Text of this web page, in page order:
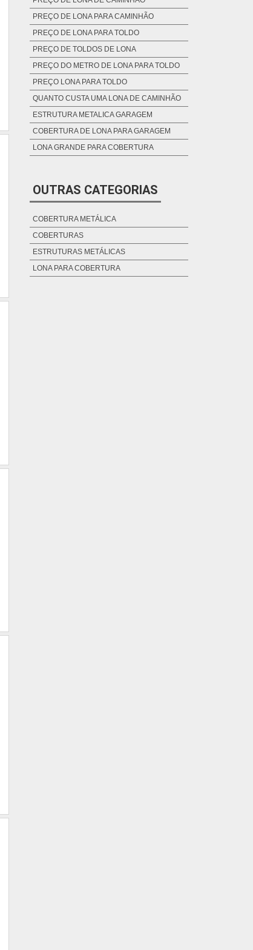
PREÇO DE LONA PARA CAMINHÃO
PREÇO DE LONA PARA TOLDO
PREÇO DE TOLDOS DE LONA
PREÇO DO METRO DE LONA PARA TOLDO
PREÇO LONA PARA TOLDO
QUANTO CUSTA UMA LONA DE CAMINHÃO
ESTRUTURA METALICA GARAGEM
COBERTURA DE LONA PARA GARAGEM
LONA GRANDE PARA COBERTURA
OUTRAS CATEGORIAS
COBERTURA METÁLICA
COBERTURAS
ESTRUTURAS METÁLICAS
LONA PARA COBERTURA